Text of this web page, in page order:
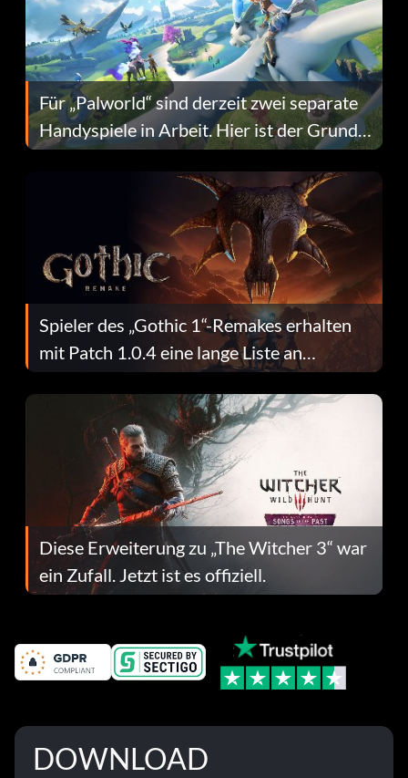
Für „Palworld“ sind derzeit zwei separate
Handyspiele in Arbeit. Hier ist der Grund
dafür.
Spieler des „Gothic 1“-Remakes erhalten
mit Patch 1.0.4 eine lange Liste an
Fehlerbehebungen
Diese Erweiterung zu „The Witcher 3“ war
ein Zufall. Jetzt ist es offiziell.
DOWNLOAD